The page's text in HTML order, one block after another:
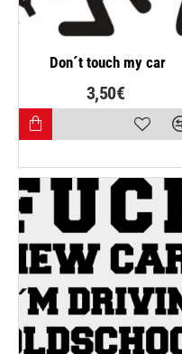
Don´t touch my car
3,50€